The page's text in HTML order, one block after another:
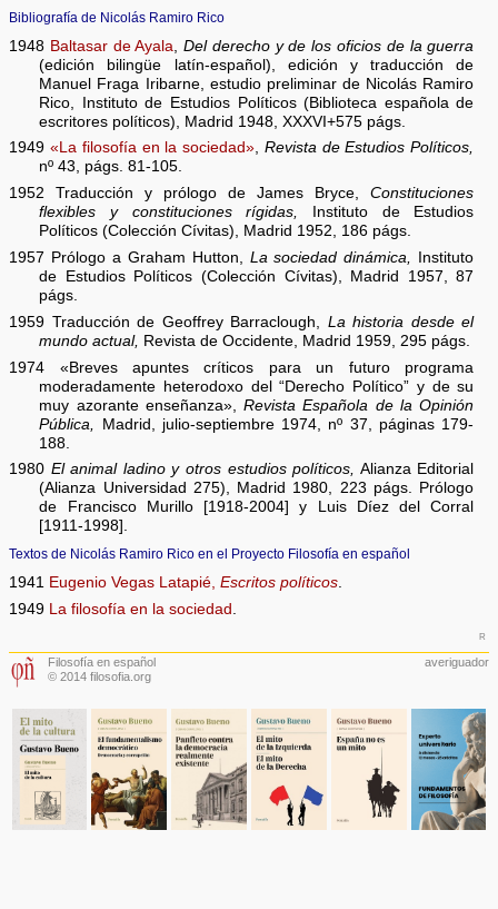
Bibliografía de Nicolás Ramiro Rico
1948 Baltasar de Ayala ,Del derecho y de los oficios de la guerra
(edición bilingüe latín-español), edición y traducción de
Manuel Fraga Iribarne, estudio preliminar de Nicolás Ramiro
Rico, Instituto de Estudios Políticos (Biblioteca española de
escritores políticos), Madrid 1948, XXXVI+575 págs.
1949 «La filosofía en la sociedad», Revista de Estudios Políticos,
nº 43, págs. 81-105.
1952 Traducción y prólogo de James Bryce,Constituciones
flexibles y constituciones rígidas, Instituto de Estudios
Políticos (Colección Cívitas), Madrid 1952, 186 págs.
1957 Prólogo a Graham Hutton, La sociedad dinámica, Instituto
de Estudios Políticos (Colección Cívitas), Madrid 1957, 87
págs.
1959 Traducción de Geoffrey Barraclough, La historia desde el
mundo actual, Revista de Occidente, Madrid 1959, 295 págs.
1974 «Breves apuntes críticos para un futuro programa
moderadamente heterodoxo del “Derecho Político” y de su
muy azorante enseñanza»,Revista Española de la Opinión
Pública,
Madrid, julio-septiembre 1974, nº 37, páginas 179-
188.
1980 El animal ladino y otros estudios políticos, Alianza Editorial
(Alianza Universidad 275), Madrid 1980, 223 págs. Prólogo
de Francisco Murillo [1918-2004] y Luis Díez del Corral
[1911-1998].
Textos de Nicolás Ramiro Rico en el Proyecto Filosofía en español
1941 Eugenio Vegas Latapié,Escritos políticos.
1949
La filosofía en la sociedad
r
Filosofía en español
© 2014 filosofia.org
averiguador